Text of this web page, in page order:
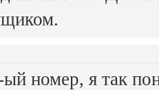
номер, я так